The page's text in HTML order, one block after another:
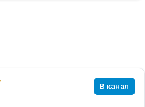
В канал